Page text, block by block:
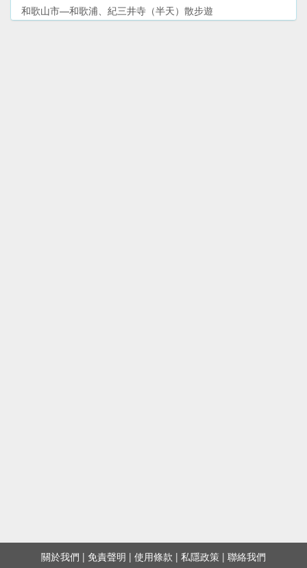
和歌山市—和歌浦、紀三井寺（半天）散步遊
關於我們 | 免責聲明 | 使用條款 | 私隱政策 | 聯絡我們